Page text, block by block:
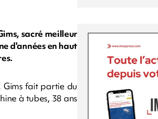
sacré meilleur
d'années en haut
Gims fait partie du
à tubes, 38 ans